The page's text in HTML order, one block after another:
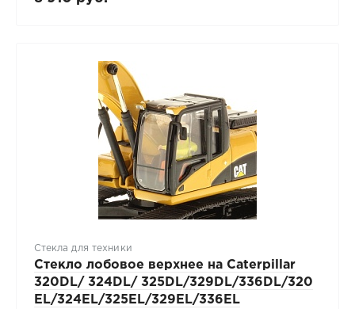
Стекла для техники
Стекло лобовое верхнее на Caterpillar
320DL/ 324DL/ 325DL/329DL/336DL/320
EL/324EL/325EL/329EL/336EL